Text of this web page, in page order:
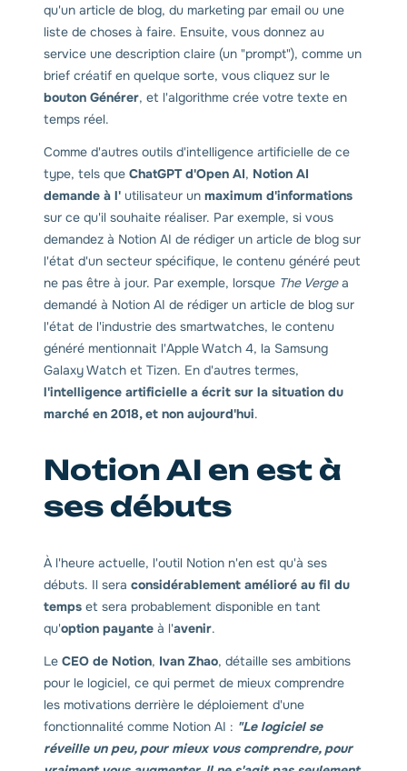
qu'un article de blog, du marketing par email ou une
liste de choses à faire. Ensuite, vous donnez au
service une description claire (un "prompt"), comme un
brief créatif en quelque sorte, vous cliquez sur le
bouton Générer, et l'algorithme crée votre texte en
temps réel.
Comme d'autres outils d'intelligence artificielle de ce
type, tels que ChatGPT d'Open AI, Notion AI
demande à l' utilisateur un maximum d'informations
sur ce qu'il souhaite réaliser. Par exemple, si vous
demandez à Notion AI de rédiger un article de blog sur
l'état d'un secteur spécifique, le contenu généré peut
ne pas être à jour. Par exemple, lorsque The Vergea
demandé à Notion AI de rédiger un article de blog sur
l'état de l'industrie des smartwatches, le contenu
généré mentionnait l'Apple Watch 4, la Samsung
Galaxy Watch et Tizen. En d'autres termes,
l'intelligence artificielle a écrit sur la situation du
marché en 2018, et non aujourd'hui.
Notion AI en est à
ses débuts
À l'heure actuelle, l'outil Notion n'en est qu'à ses
débuts. Il sera considérablement amélioré au fil du
temps et sera probablement disponible en tant
qu'option payante à l'avenir.
Le CEO de Notion, Ivan Zhao, détaille ses ambitions
pour le logiciel, ce qui permet de mieux comprendre
les motivations derrière le déploiement d'une
fonctionnalité comme Notion AI : "Le logiciel se
réveille un peu, pour mieux vous comprendre, pour